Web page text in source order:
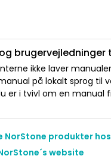
brugervejledninger
ikke laver
på lokalt sprog til
er i tvivl om en manual
NorStone produkter
website